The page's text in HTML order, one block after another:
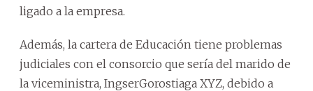
ligado a la empresa.
Además, la cartera de Educación tiene problemas
judiciales con el consorcio que sería del marido de
la viceministra, IngserGorostiaga XYZ, debido a